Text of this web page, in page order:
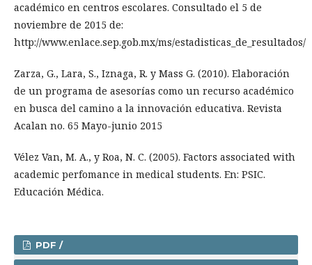
académico en centros escolares. Consultado el 5 de
noviembre de 2015 de:
http://www.enlace.sep.gob.mx/ms/estadisticas_de_resultados/
Zarza, G., Lara, S., Iznaga, R. y Mass G. (2010). Elaboración
de un programa de asesorías como un recurso académico
en busca del camino a la innovación educativa. Revista
Acalan no. 65 Mayo-junio 2015
Vélez Van, M. A., y Roa, N. C. (2005). Factors associated with
academic perfomance in medical students. En: PSIC.
Educación Médica.
PDF /